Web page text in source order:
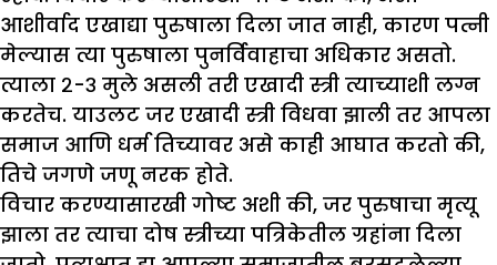
आशीर्वाद एखाद्या पुरुषाला दिला जात नाही, कारण पत्नी
मेल्यास त्या पुरुषाला पुनर्विवाहाचा अधिकार असतो.
त्याला २-३ मुले असली तरी एखादी स्त्री त्याच्याशी लग्न
करतेच. याउलट जर एखादी स्त्री विधवा झाली तर आपला
समाज आणि धर्म तिच्यावर असे काही आघात करतो की,
तिचे जगणे जणू नरक होते.
विचार करण्यासारखी गोष्ट अशी की, जर पुरुषाचा मृत्यू
झाला तर त्याचा दोष स्त्रीच्या पत्रिकेतील ग्रहांना दिला